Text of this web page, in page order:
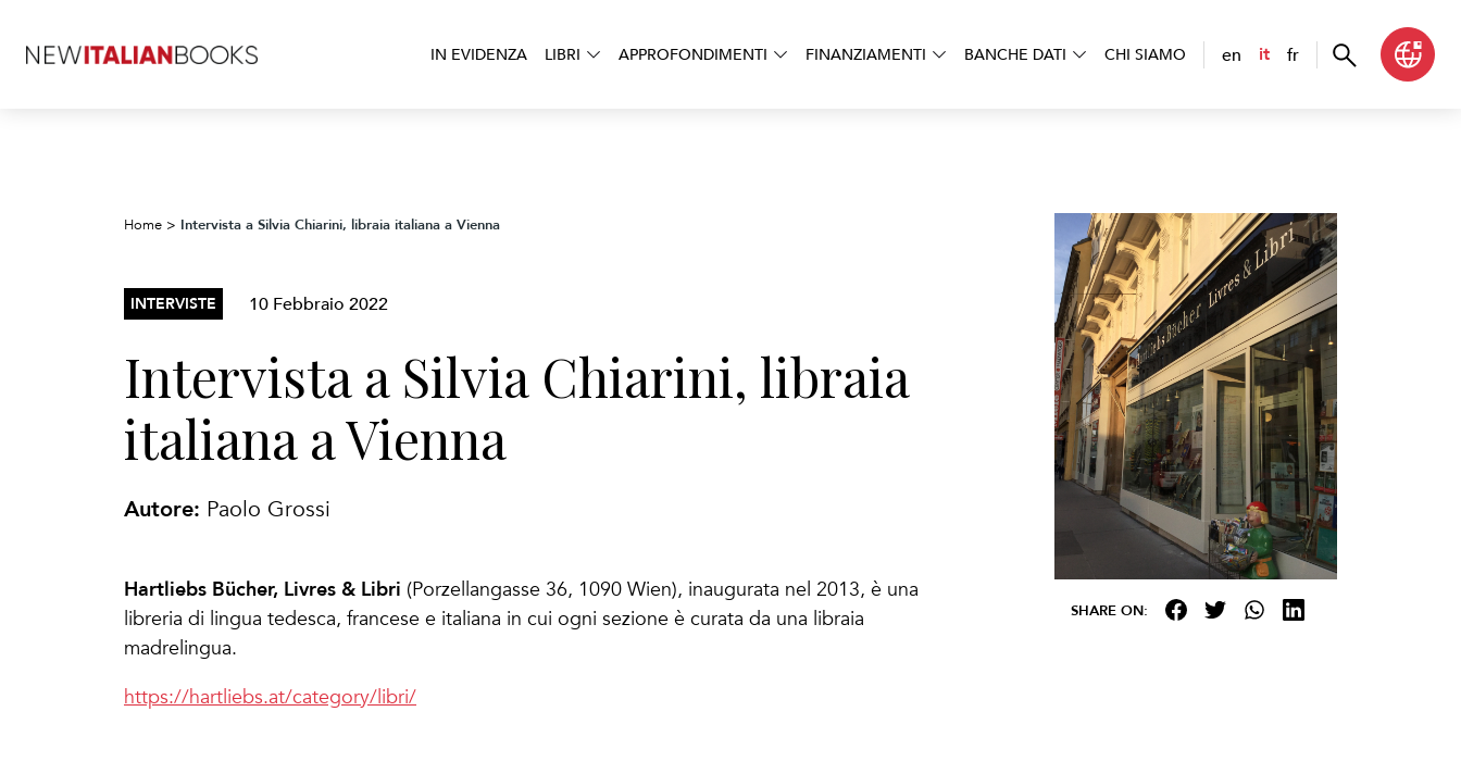
IN EVIDENZA LIBRI APPROFONDIMENTI FINANZIAMENTI BANCHE DATI CHI SIAMO en it fr
Home > Intervista a Silvia Chiarini, libraia italiana a Vienna
INTERVISTE 10 Febbraio 2022
Intervista a Silvia Chiarini, libraia
italiana a Vienna
Autore: Paolo Grossi
Hartliebs Bücher, Livres & Libri (Porzellangasse 36, 1090 Wien), inaugurata nel 2013, è una
libreria di lingua tedesca, francese e italiana in cui ogni sezione è curata da una libraia
madrelingua.
https://hartliebs.at/category/libri/
SHARE ON: